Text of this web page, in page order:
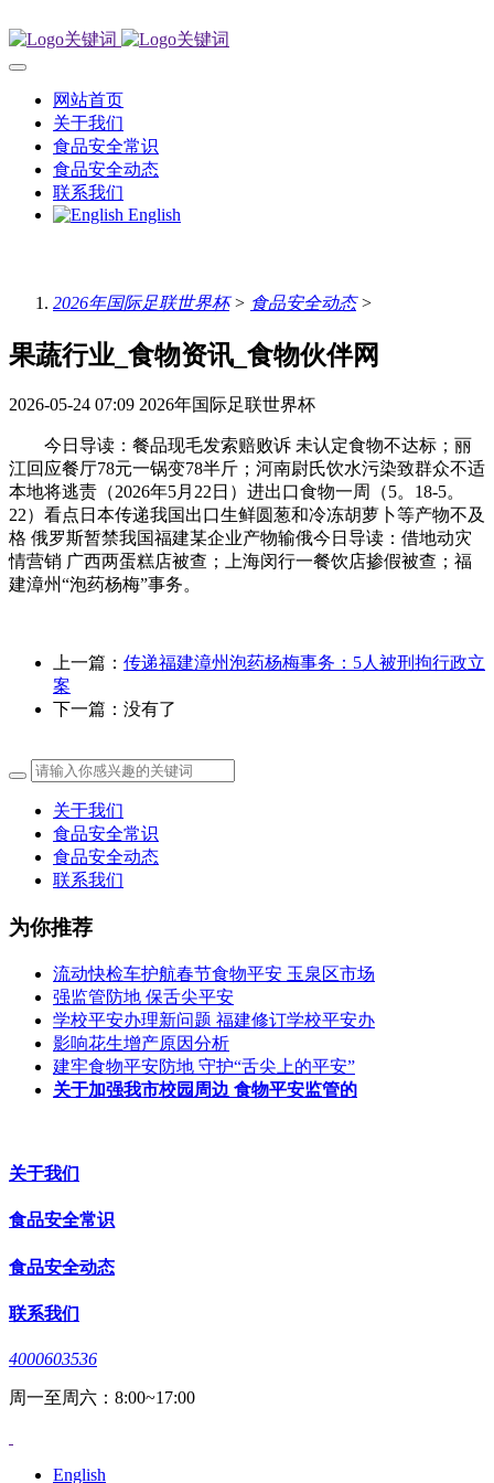
网站首页
关于我们
食品安全常识
食品安全动态
联系我们
English
2026年国际足联世界杯> 食品安全动态>
果蔬行业_食物资讯_食物伙伴网
2026-05-24 07:09 2026年国际足联世界杯
今日导读：餐品现毛发索赔败诉 未认定食物不达标；丽
江回应餐厅78元一锅变78半斤；河南尉氏饮水污染致群众不适
本地将逃责（2026年5月22日）进出口食物一周（5。18-5。
22）看点日本传递我国出口生鲜圆葱和冷冻胡萝卜等产物不及
格 俄罗斯暂禁我国福建某企业产物输俄今日导读：借地动灾
情营销 广西两蛋糕店被查；上海闵行一餐饮店掺假被查；福
建漳州“泡药杨梅”事务。
上一篇： 传递福建漳州泡药杨梅事务：5人被刑拘行政立
案
下一篇：没有了
关于我们
食品安全常识
食品安全动态
联系我们
为你推荐
流动快检车护航春节食物平安 玉泉区市场
强监管防地 保舌尖平安
学校平安办理新问题 福建修订学校平安办
影响花生增产原因分析
建牢食物平安防地 守护“舌尖上的平安”
关于加强我市校园周边 食物平安监管的
关于我们
食品安全常识
食品安全动态
联系我们
4000603536
周一至周六：8:00~17:00
English